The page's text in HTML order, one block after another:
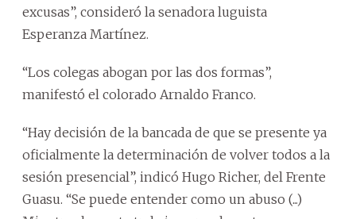
excusas”, consideró la senadora luguista
Esperanza Martínez.
“Los colegas abogan por las dos formas”,
manifestó el colorado Arnaldo Franco.
“Hay decisión de la bancada de que se presente ya
oficialmente la determinación de volver todos a la
sesión presencial”, indicó Hugo Richer, del Frente
Guasu. “Se puede entender como un abuso (...)